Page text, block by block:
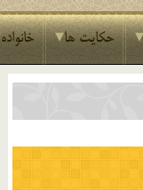
حکایت ها خانواده